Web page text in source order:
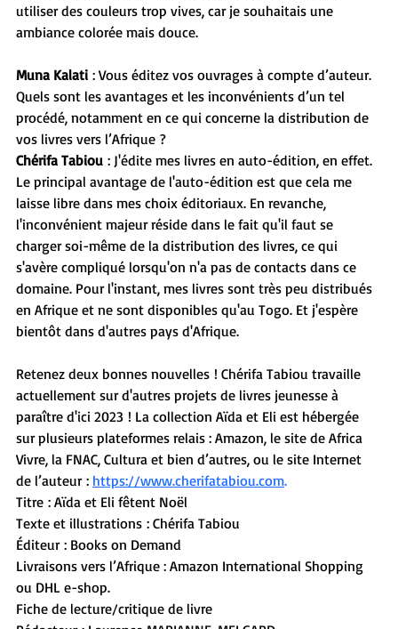
utiliser des couleurs trop vives, car je souhaitais une
ambiance colorée mais douce.
Muna Kalati : Vous éditez vos ouvrages à compte d’auteur.
Quels sont les avantages et les inconvénients d’un tel
procédé, notamment en ce qui concerne la distribution de
vos livres vers l’Afrique ?
Chérifa Tabiou : J'édite mes livres en auto-édition, en effet.
Le principal avantage de l'auto-édition est que cela me
laisse libre dans mes choix éditoriaux. En revanche,
l'inconvénient majeur réside dans le fait qu'il faut se
charger soi-même de la distribution des livres, ce qui
s'avère compliqué lorsqu'on n'a pas de contacts dans ce
domaine. Pour l'instant, mes livres sont très peu distribués
en Afrique et ne sont disponibles qu'au Togo. Et j'espère
bientôt dans d'autres pays d'Afrique.
Retenez deux bonnes nouvelles ! Chérifa Tabiou travaille
actuellement sur d'autres projets de livres jeunesse à
paraître d'ici 2023 ! La collection Aïda et Eli est hébergée
sur plusieurs plateformes relais : Amazon, le site de Africa
Vivre, la FNAC, Cultura et bien d’autres, ou le site Internet
de l’auteur : https://www.cherifatabiou.com.
Titre : Aïda et Eli fêtent Noël
Texte et illustrations : Chérifa Tabiou
Éditeur : Books on Demand
Livraisons vers l’Afrique : Amazon International Shopping
ou DHL e-shop.
Fiche de lecture/critique de livre